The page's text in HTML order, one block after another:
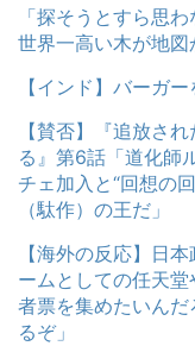
「探そうとすら思
世界一高い木が地
【インド】バーガ
【賛否】『追放さ
る』第6話「道化師
チェ加入と“回想の
（駄作）の王だ」
【海外の反応】日
ームとしての任天
者票を集めたいんだ
るぞ」